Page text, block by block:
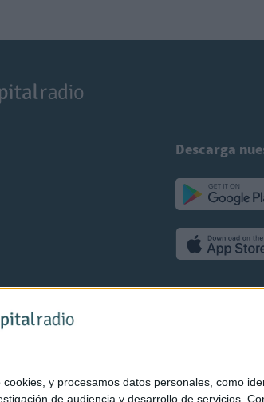
y procesamos datos personales, como
de audiencia y desarrollo de servicios.
Descarga